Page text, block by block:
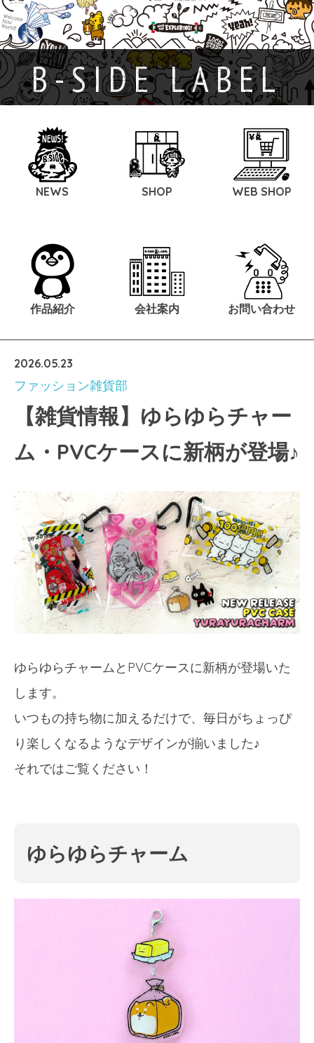
B-SIDE LABEL
NEWS SHOP WEB SHOP
作品紹介 会社案内 お問い合わせ
2026.05.23
ファッション雑貨部
【雑貨情報】ゆらゆらチャー
ム・PVCケースに新柄が登場♪
ゆらゆらチャームとPVCケースに新柄が登場いた
します。
いつもの持ち物に加えるだけで、毎日がちょっぴ
り楽しくなるようなデザインが揃いました♪
それではご覧ください！
ゆらゆらチャーム